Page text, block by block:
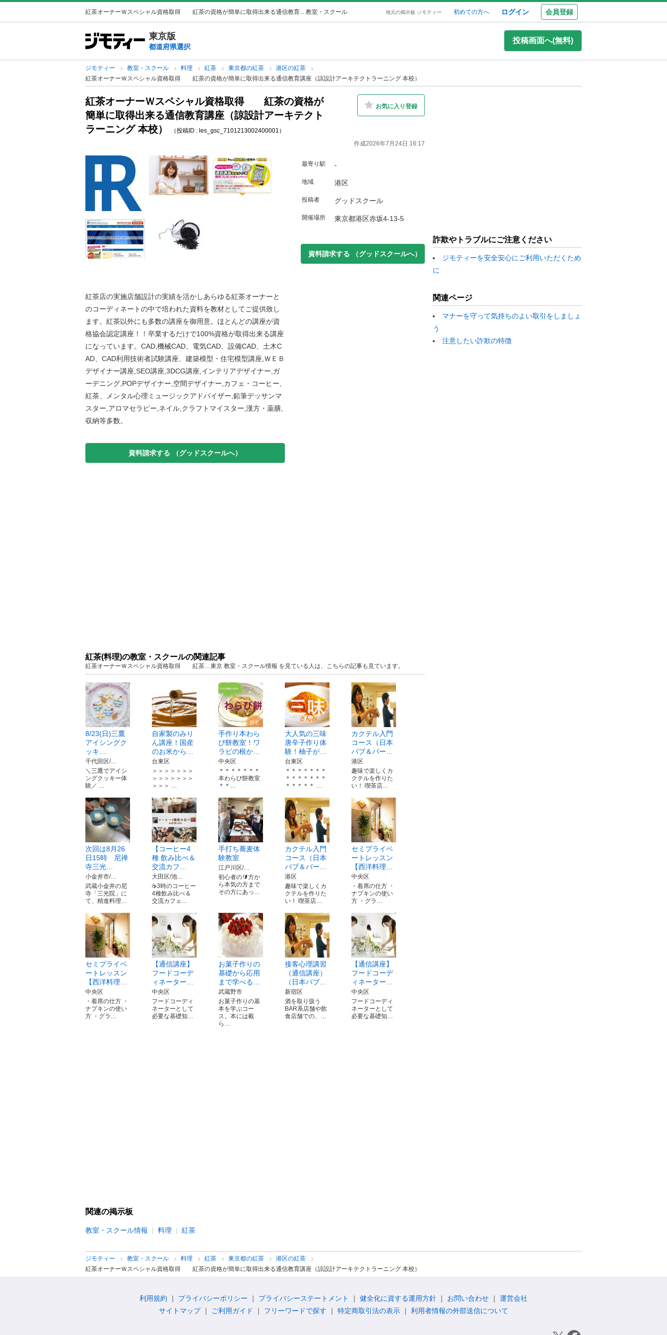
紅茶オーナーＷスペシャル資格取得 紅茶の資格が簡単に取得出来る通信教育... 教室・スクール 地元の掲示板 ジモティー 初めての方へ ログイン 会員登録
東京版
都道府県選択
投稿画面へ(無料)
ジモティー 教室・スクール 料理 紅茶 東京都の紅茶
港区の紅茶
紅茶オーナーＷスペシャル資格取得 紅茶の資格が簡単に取得出来る通信教育講座（諒設計アーキテクトラーニング 本校）
紅茶オーナーＷスペシャル資格取得 紅茶の資格が
簡単に取得出来る通信教育講座（諒設計アーキテクト
ラーニング 本校）
（投稿ID : les_gsc_7101213002400001）
お気に入り登録
作成2026年7月24日 16:17
紅茶店の実施店舗設計の実績を活かしあらゆる紅茶オーナーと
のコーディネートの中で培われた資料を教材としてご提供致し
ます。紅茶以外にも多数の講座を御用意。ほとんどの講座が資
格協会認定講座！！卒業するだけで100%資格が取得出来る講座
になっています。CAD,機械CAD、電気CAD、設備CAD、土木C
AD、CAD利用技術者試験講座、建築模型・住宅模型講座,ＷＥＢ
デザイナー講座,SEO講座,3DCG講座,インテリアデザイナー,ガ
ーデニング,POPデザイナー,空間デザイナー,カフェ・コーヒー,
紅茶、メンタル心理ミュージックアドバイザー,鉛筆デッサンマ
スター,アロマセラピー,ネイル,クラフトマイスター,漢方・薬膳,
収納等多数。
資料請求する （グッドスクールへ）
最寄り駅 -
地域 港区
投稿者 グッドスクール
開催場所 東京都港区赤坂4-13-5
資料請求する （グッドスクールへ）
紅茶(料理)の教室・スクールの関連記事
紅茶オーナーＷスペシャル資格取得 紅茶... 東京 教室・スクール情報 を見ている人は、こちらの記事も見ています。
8/23(日)三鷹
アイシングク
ッキ…
千代田区/…
＼三鷹でアイシ
ングクッキー体
験／ …
自家製のみり
ん講座！国産
のお米から…
台東区
＞＞＞＞＞＞＞
＞＞＞＞＞＞＞
＞＞＞ …
手作り本わら
び餅教室！ワ
ラビの根か…
中央区
＊＊＊＊＊＊＊
本わらび餅教室
＊＊…
大人気の三味
唐辛子作り体
験！柚子が…
台東区
＊＊＊＊＊＊＊
＊＊＊＊＊＊＊
＊＊＊＊＊ …
カクテル入門
コース（日本
パブ＆バー…
港区
趣味で楽しくカ
クテルを作りた
い！ 喫茶店…
次回は8月26
日15時 尼禅
寺三光…
小金井市/…
武蔵小金井の尼
寺「三光院」に
て、精進料理…
【コーヒー4
種 飲み比べ＆
交流カフ…
大田区/池…
☕3時のコーヒー
4種飲み比べ＆
交流カフェ…
手打ち蕎麦体
験教室
江戸川区/…
初心者の🔰方か
ら本気の方まで
その方にあっ…
カクテル入門
コース（日本
パブ＆バー…
港区
趣味で楽しくカ
クテルを作りた
い！ 喫茶店…
セミプライベ
ートレッスン
【西洋料理…
中央区
・着席の仕方 ・
ナプキンの使い
方 ・グラ…
セミプライベ
ートレッスン
【西洋料理…
中央区
・着席の仕方 ・
ナプキンの使い
方 ・グラ…
【通信講座】
フードコーデ
ィネーター…
中央区
フードコーディ
ネーターとして
必要な基礎知…
お菓子作りの
基礎から応用
まで学べる…
武蔵野市
お菓子作りの基
本を学ぶコー
ス。本には載
ら…
接客心理講習
（通信講座）
（日本パブ…
新宿区
酒を取り扱う
BAR系店舗や飲
食店舗での、…
【通信講座】
フードコーデ
ィネーター…
中央区
フードコーディ
ネーターとして
必要な基礎知…
関連の掲示板
教室・スクール情報 料理 紅茶
詐欺やトラブルにご注意ください
ジモティーを安全安心にご利用いただくため
に
関連ページ
マナーを守って気持ちのよい取引をしましょ
う
注意したい詐欺の特徴
ジモティー 教室・スクール 料理 紅茶 東京都の紅茶
港区の紅茶
紅茶オーナーＷスペシャル資格取得 紅茶の資格が簡単に取得出来る通信教育講座（諒設計アーキテクトラーニング 本校）
利用規約 プライバシーポリシー プライバシーステートメント 健全化に資する運用方針 お問い合わせ
運営会社
サイトマップ
ご利用ガイド フリーワードで探す 特定商取引法の表示 利用者情報の外部送信について